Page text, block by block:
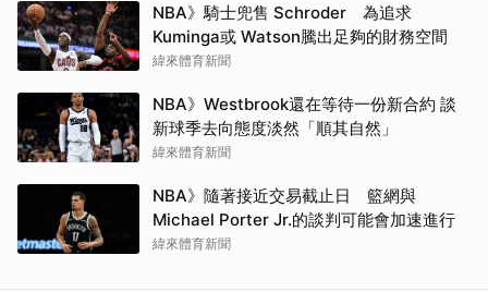
NBA》騎士兜售 Schroder 為追求
Kuminga或 Watson騰出足夠的財務空間
緯來體育新聞
NBA》Westbrook還在等待一份新合約 談
新球季去向態度淡然「順其自然」
緯來體育新聞
NBA》隨著接近交易截止日 籃網與
Michael Porter Jr.的談判可能會加速進行
緯來體育新聞